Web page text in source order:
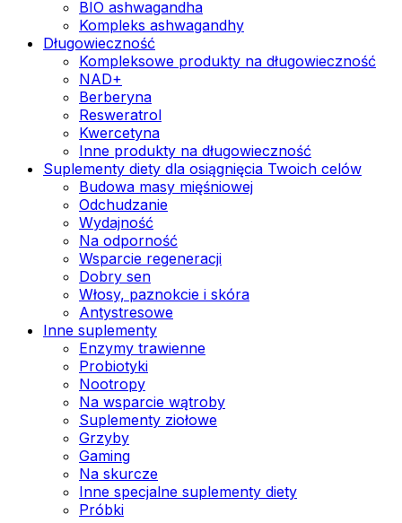
BIO ashwagandha
Kompleks ashwagandhy
Długowieczność
Kompleksowe produkty na długowieczność
NAD+
Berberyna
Resweratrol
Kwercetyna
Inne produkty na długowieczność
Suplementy diety dla osiągnięcia Twoich celów
Budowa masy mięśniowej
Odchudzanie
Wydajność
Na odporność
Wsparcie regeneracji
Dobry sen
Włosy, paznokcie i skóra
Antystresowe
Inne suplementy
Enzymy trawienne
Probiotyki
Nootropy
Na wsparcie wątroby
Suplementy ziołowe
Grzyby
Gaming
Na skurcze
Inne specjalne suplementy diety
Próbki